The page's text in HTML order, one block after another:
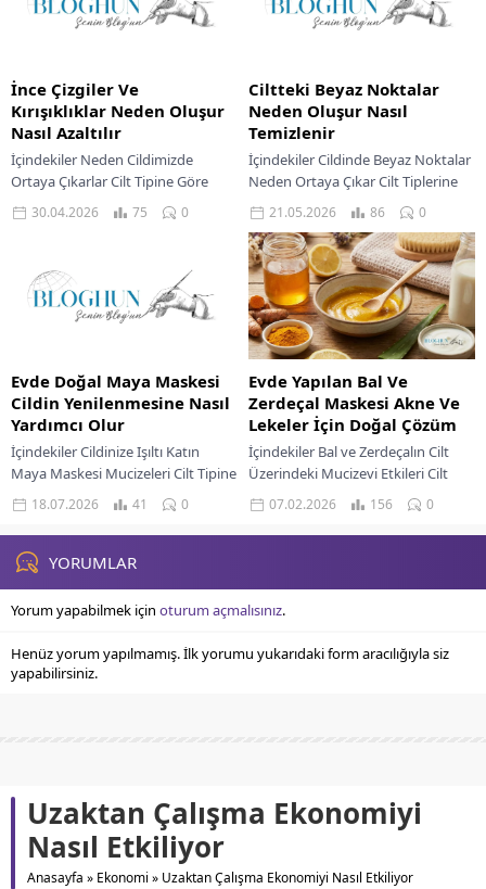
İnce Çizgiler Ve
Kırışıklıklar Neden Oluşur
Nasıl Azaltılır
İçindekiler Neden Cildimizde
Ortaya Çıkarlar Cilt Tipine Göre
Yaklaşımınızı Belirleyin Kuru Ciltler
İçin Yağlı Ve Karma Ciltler İçin
30.04.2026 75 0
Ciltteki Beyaz Noktalar
Neden Oluşur Nasıl
Temizlenir
İçindekiler Cildinde Beyaz Noktalar
Neden Ortaya Çıkar Cilt Tiplerine
Göre Beyaz Nokta Farklılıkları Evde
Beyaz Noktalara Karşı Doğal
Çözümler Doğal...
21.05.2026 86 0
Evde Doğal Maya Maskesi
Cildin Yenilenmesine Nasıl
Yardımcı Olur
İçindekiler Cildinize Işıltı Katın
Maya Maskesi Mucizeleri Cilt Tipine
Göre Hazırlanan Doğal Maya
Maskesi Yağlı Ve Sivilceli Ciltler İçin
Özel...
18.07.2026 41 0
Evde Yapılan Bal Ve
Zerdeçal Maskesi Akne Ve
Lekeler İçin Doğal Çözüm
İçindekiler Bal ve Zerdeçalın Cilt
Üzerindeki Mucizevi Etkileri Cilt
Tipinize Özel Bal ve Zerdeçal
Maskesi Uygulamaları Yağlı ve
Akneye Eğilimli...
07.02.2026 156 0
YORUMLAR
Yorum yapabilmek için oturum açmalısınız.
Henüz yorum yapılmamış. İlk yorumu yukarıdaki form aracılığıyla siz
yapabilirsiniz.
Uzaktan Çalışma Ekonomiyi
Nasıl Etkiliyor
Anasayfa » Ekonomi » Uzaktan Çalışma Ekonomiyi Nasıl Etkiliyor